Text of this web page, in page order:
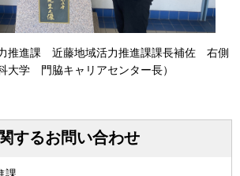
力推進課 近藤地域活力推進課課長補佐 右側
大学 門脇キャリアセンター長）
するお問い合わせ
課